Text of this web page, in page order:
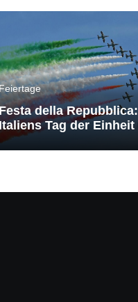
della Repubblica:
Italiens Tag der Einheit